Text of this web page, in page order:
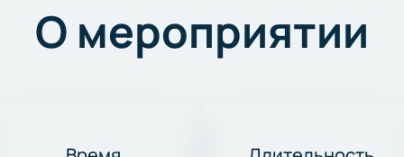
О мероприятии